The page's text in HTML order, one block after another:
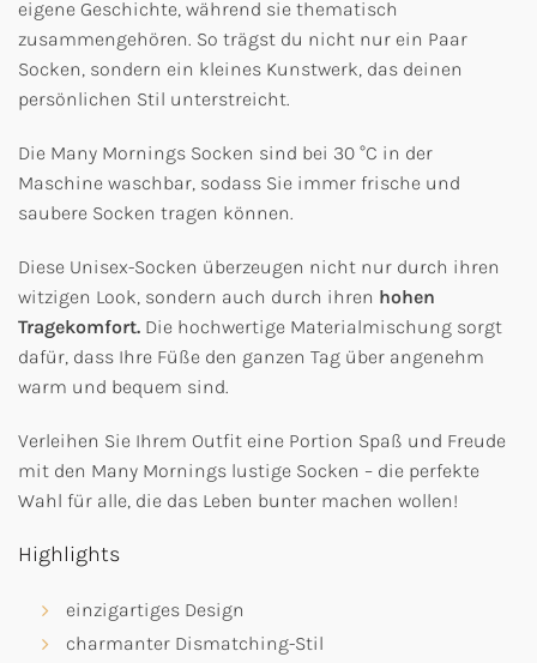
eigene Geschichte, während sie thematisch
zusammengehören. So trägst du nicht nur ein Paar
Socken, sondern ein kleines Kunstwerk, das deinen
persönlichen Stil unterstreicht.
Die Many Mornings Socken sind bei 30 °C in der
Maschine waschbar, sodass Sie immer frische und
saubere Socken tragen können.
Diese Unisex-Socken überzeugen nicht nur durch ihren
witzigen Look, sondern auch durch ihren hohen
Tragekomfort. Die hochwertige Materialmischung sorgt
dafür, dass Ihre Füße den ganzen Tag über angenehm
warm und bequem sind.
Verleihen Sie Ihrem Outfit eine Portion Spaß und Freude
mit den Many Mornings lustige Socken – die perfekte
Wahl für alle, die das Leben bunter machen wollen!
Highlights
einzigartiges Design
charmanter Dismatching-Stil